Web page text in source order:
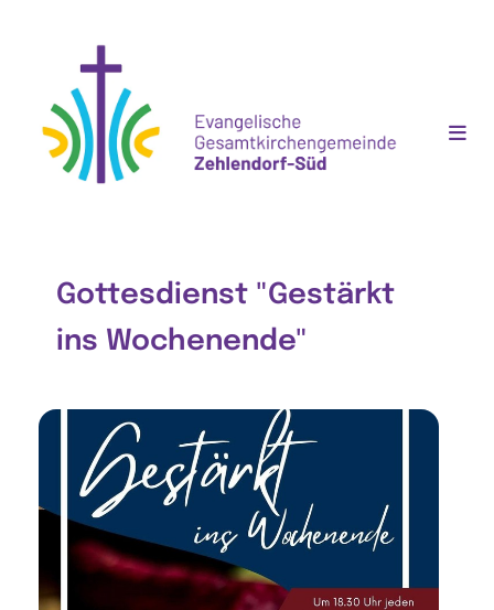
Gottesdienst "Gestärkt
ins Wochenende"